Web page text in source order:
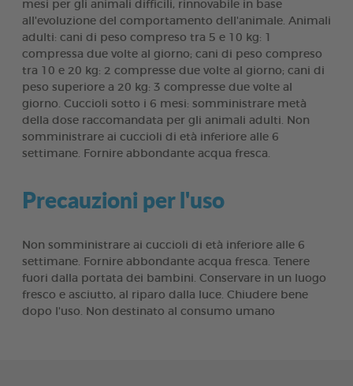
mesi per gli animali difficili, rinnovabile in base
all'evoluzione del comportamento dell'animale. Animali
adulti: cani di peso compreso tra 5 e 10 kg: 1
compressa due volte al giorno; cani di peso compreso
tra 10 e 20 kg: 2 compresse due volte al giorno; cani di
peso superiore a 20 kg: 3 compresse due volte al
giorno. Cuccioli sotto i 6 mesi: somministrare metà
della dose raccomandata per gli animali adulti. Non
somministrare ai cuccioli di età inferiore alle 6
settimane. Fornire abbondante acqua fresca.
Precauzioni per l'uso
Non somministrare ai cuccioli di età inferiore alle 6
settimane. Fornire abbondante acqua fresca. Tenere
fuori dalla portata dei bambini. Conservare in un luogo
fresco e asciutto, al riparo dalla luce. Chiudere bene
dopo l'uso. Non destinato al consumo umano